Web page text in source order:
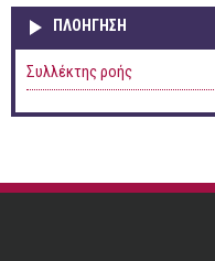
ΠΛΟΉΓΗΣΗ
Συλλέκτης ροής